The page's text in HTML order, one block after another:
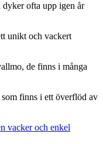
ofta upp igen år
unikt och vackert
de finns i många
finns i ett överflöd av
vacker och enkel